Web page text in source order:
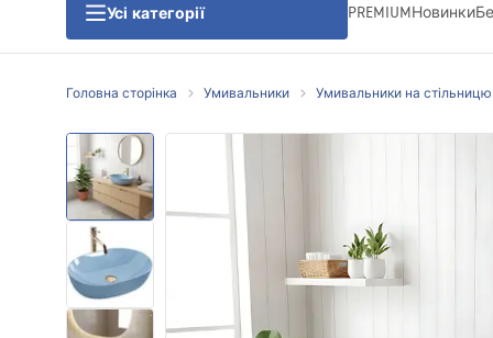
Усі категорії
Душові двері
Душові лінійні зливи
PREMIUMНовинки
Головна сторінка Умивальники Умивальники на стільницю